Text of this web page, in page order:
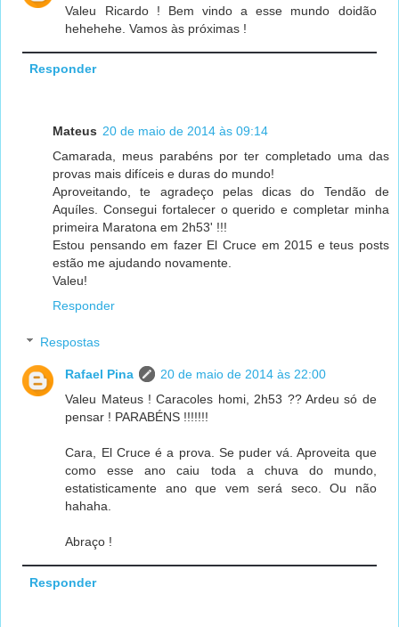
Valeu Ricardo ! Bem vindo a esse mundo doidão
hehehehe. Vamos às próximas !
Responder
Mateus 20 de maio de 2014 às 09:14
Camarada, meus parabéns por ter completado uma das
provas mais difíceis e duras do mundo!
Aproveitando, te agradeço pelas dicas do Tendão de
Aquíles. Consegui fortalecer o querido e completar minha
primeira Maratona em 2h53' !!!
Estou pensando em fazer El Cruce em 2015 e teus posts
estão me ajudando novamente.
Valeu!
Responder
Respostas
Rafael Pina
20 de maio de 2014 às 22:00
Valeu Mateus ! Caracoles homi, 2h53 ?? Ardeu só de
pensar ! PARABÉNS !!!!!!!
Cara, El Cruce é a prova. Se puder vá. Aproveita que
como esse ano caiu toda a chuva do mundo,
estatisticamente ano que vem será seco. Ou não
hahaha.
Abraço !
Responder